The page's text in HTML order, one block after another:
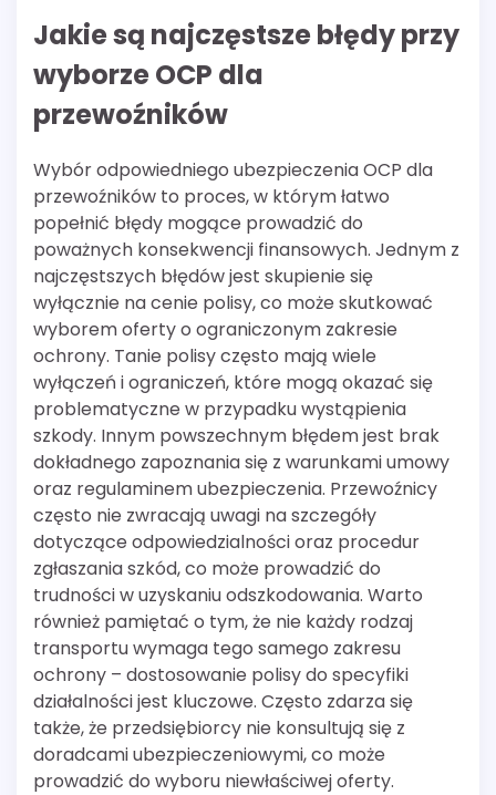
Jakie są najczęstsze błędy przy
wyborze OCP dla
przewoźników
Wybór odpowiedniego ubezpieczenia OCP dla
przewoźników to proces, w którym łatwo
popełnić błędy mogące prowadzić do
poważnych konsekwencji finansowych. Jednym z
najczęstszych błędów jest skupienie się
wyłącznie na cenie polisy, co może skutkować
wyborem oferty o ograniczonym zakresie
ochrony. Tanie polisy często mają wiele
wyłączeń i ograniczeń, które mogą okazać się
problematyczne w przypadku wystąpienia
szkody. Innym powszechnym błędem jest brak
dokładnego zapoznania się z warunkami umowy
oraz regulaminem ubezpieczenia. Przewoźnicy
często nie zwracają uwagi na szczegóły
dotyczące odpowiedzialności oraz procedur
zgłaszania szkód, co może prowadzić do
trudności w uzyskaniu odszkodowania. Warto
również pamiętać o tym, że nie każdy rodzaj
transportu wymaga tego samego zakresu
ochrony – dostosowanie polisy do specyfiki
działalności jest kluczowe. Często zdarza się
także, że przedsiębiorcy nie konsultują się z
doradcami ubezpieczeniowymi, co może
prowadzić do wyboru niewłaściwej oferty.